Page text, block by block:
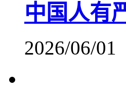
中国人有
2026/06/01